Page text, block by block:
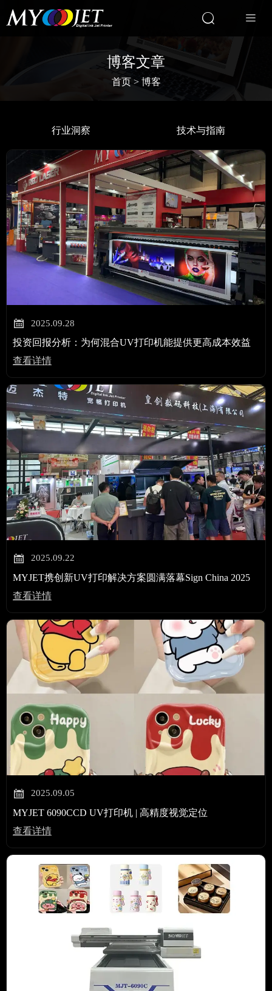
 
博客文章
首页> 博客
行业洞察 技术与指南
 2025.09.28
投资回报分析：为何混合UV打印机能提供更高成本效益
查看详情
 2025.09.22
MYJET携创新UV打印解决方案圆满落幕Sign China 2025
查看详情
 2025.09.05
MYJET 6090CCD UV打印机 | 高精度视觉定位
查看详情